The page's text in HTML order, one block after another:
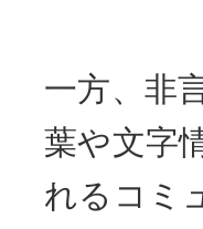
一方、非
葉や文字
れるコミ